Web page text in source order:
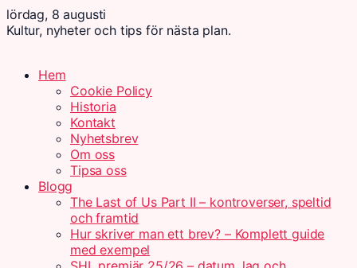
lördag, 8 augusti
Kultur, nyheter och tips för nästa plan.
Hem
Cookie Policy
Historia
Kontakt
Nyhetsbrev
Om oss
Tipsa oss
Blogg
The Last of Us Part II – kontroverser, speltid
och framtid
Hur skriver man ett brev? – Komplett guide
med exempel